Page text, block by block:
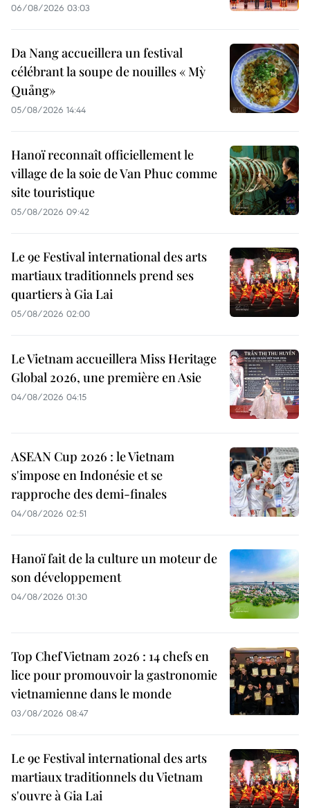
06/08/2026 03:03
Da Nang accueillera un festival
célébrant la soupe de nouilles « Mỳ
Quảng»
05/08/2026 14:44
Hanoï reconnaît officiellement le
village de la soie de Van Phuc comme
site touristique
05/08/2026 09:42
Le 9e Festival international des arts
martiaux traditionnels prend ses
quartiers à Gia Lai
05/08/2026 02:00
Le Vietnam accueillera Miss Heritage
Global 2026, une première en Asie
04/08/2026 04:15
ASEAN Cup 2026 : le Vietnam
s'impose en Indonésie et se
rapproche des demi-finales
04/08/2026 02:51
Hanoï fait de la culture un moteur de
son développement
04/08/2026 01:30
Top Chef Vietnam 2026 : 14 chefs en
lice pour promouvoir la gastronomie
vietnamienne dans le monde
03/08/2026 08:47
Le 9e Festival international des arts
martiaux traditionnels du Vietnam
s'ouvre à Gia Lai